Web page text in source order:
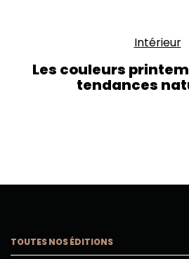
Intérieur
Les couleurs
tendances
TOUTES NOS ÉDITIONS